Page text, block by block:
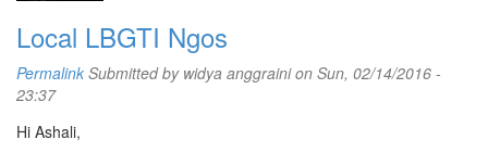
Local LBGTI Ngos
Permalink Submitted by widya anggrainion Sun, 02/14/2016 -
23:37
Hi Ashali,